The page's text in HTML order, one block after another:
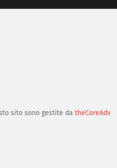
sito sono gestite da theCoreAdv